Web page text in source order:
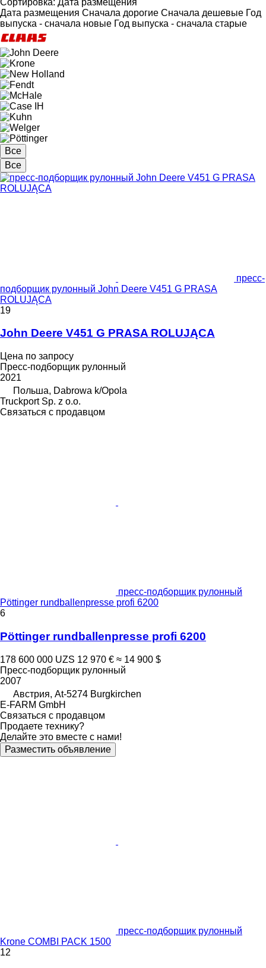
Дата размещения Сначала дорогие Сначала дешевые Год
выпуска - сначала новые Год выпуска - сначала старые
Все
Все
пресс-
подборщик рулонный John Deere V451 G PRASA
ROLUJĄCA
19
John Deere V451 G PRASA ROLUJĄCA
Цена по запросу
Пресс-подборщик рулонный
2021
Польша, Dabrowa k/Opola
Truckport Sp. z o.o.
Связаться с продавцом
пресс-подборщик рулонный
Pöttinger rundballenpresse profi 6200
6
Pöttinger rundballenpresse profi 6200
178 600 000 UZS 12 970 € ≈ 14 900 $
Пресс-подборщик рулонный
2007
Австрия, At-5274 Burgkirchen
E-FARM GmbH
Связаться с продавцом
Продаете технику?
Делайте это вместе с нами!
Разместить объявление
пресс-подборщик рулонный
Krone COMBI PACK 1500
12